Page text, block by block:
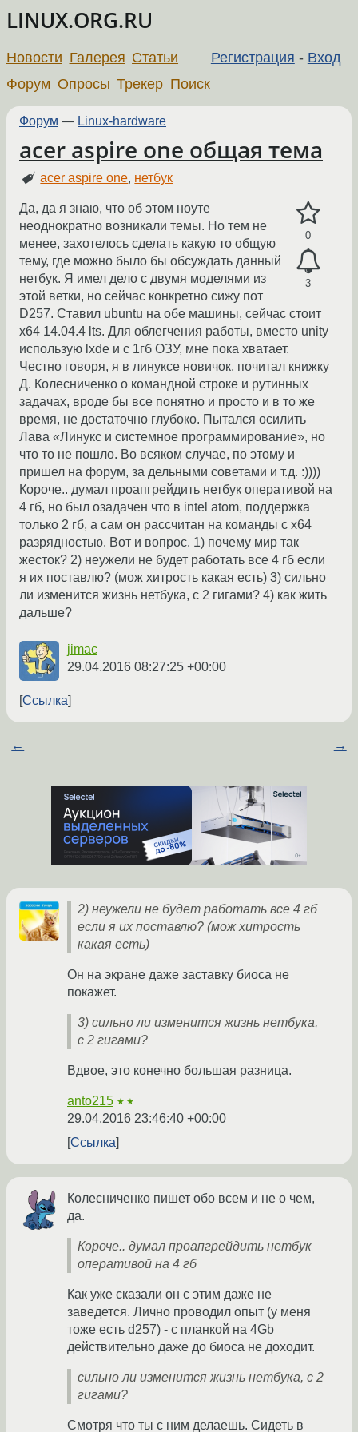
LINUX.ORG.RU
Регистрация - Вход
Новости Галерея Статьи
Форум Опросы Трекер Поиск
Форум — Linux-hardware
acer aspire one общая тема
acer aspire one, нетбук
0
3
Да, да я знаю, что об этом ноуте
неоднократно возникали темы. Но тем не
менее, захотелось сделать какую то общую
тему, где можно было бы обсуждать данный
нетбук. Я имел дело с двумя моделями из
этой ветки, но сейчас конкретно сижу пот
D257. Ставил ubuntu на обе машины, сейчас стоит
х64 14.04.4 lts. Для облегчения работы, вместо unity
использую lxde и с 1гб ОЗУ, мне пока хватает.
Честно говоря, я в линуксе новичок, почитал книжку
Д. Колесниченко о командной строке и рутинных
задачах, вроде бы все понятно и просто и в то же
время, не достаточно глубоко. Пытался осилить
Лава «Линукс и системное программирование», но
что то не пошло. Во всяком случае, по этому и
пришел на форум, за дельными советами и т.д. :))))
Короче.. думал проапгрейдить нетбук оперативой на
4 гб, но был озадачен что в intel atom, поддержка
только 2 гб, а сам он рассчитан на команды с х64
разрядностью. Вот и вопрос. 1) почему мир так
жесток? 2) неужели не будет работать все 4 гб если
я их поставлю? (мож хитрость какая есть) 3) сильно
ли изменится жизнь нетбука, с 2 гигами? 4) как жить
дальше?
jimac
29.04.2016 08:27:25 +00:00
Ссылка
← →
2) неужели не будет работать все 4 гб
если я их поставлю? (мож хитрость
какая есть)
Он на экране даже заставку биоса не
покажет.
3) сильно ли изменится жизнь нетбука,
с 2 гигами?
Вдвое, это конечно большая разница.
anto215 ★★
29.04.2016 23:46:40 +00:00
Ссылка
Колесниченко пишет обо всем и не о чем,
да.
Короче.. думал проапгрейдить нетбук
оперативой на 4 гб
Как уже сказали он с этим даже не
заведется. Лично проводил опыт (у меня
тоже есть d257) - с планкой на 4Gb
действительно даже до биоса не доходит.
сильно ли изменится жизнь нетбука, с 2
гигами?
Смотря что ты с ним делаешь. Сидеть в